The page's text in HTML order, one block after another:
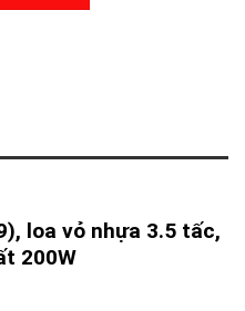
loa vỏ nhựa 3.5 tấc,
200W